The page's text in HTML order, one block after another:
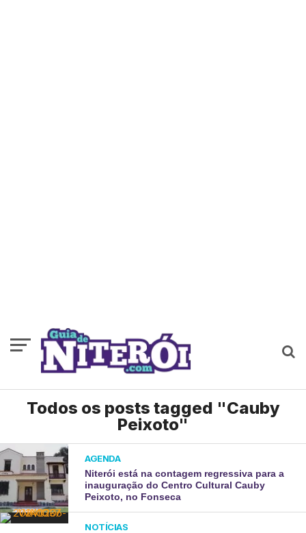
Todos os posts tagged "Cauby
Peixoto"
AGENDA
Niterói está na contagem regressiva para a
inauguração do Centro Cultural Cauby
Peixoto, no Fonseca
NOTÍCIAS